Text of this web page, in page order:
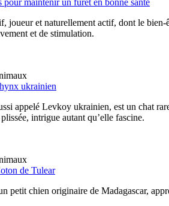
joueur et naturellement actif, dont le bien-
et de stimulation.
ukrainien
appelé Levkoy ukrainien, est un chat
intrigue autant qu’elle fascine.
de Tulear
petit chien originaire de Madagascar,